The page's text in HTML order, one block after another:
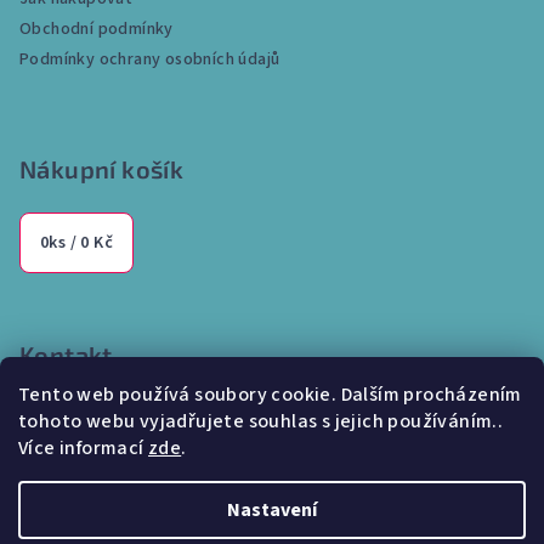
Tento web používá soubory cookie. Dalším procházením
tohoto webu vyjadřujete souhlas s jejich používáním..
Více informacízde.
Nastavení
Obchodní podmínky
Podmínky ochrany osobních údajů
Nákupní košík
0ks / 0 Kč
Kontakt
info @internetparfem.cz
603 100 829